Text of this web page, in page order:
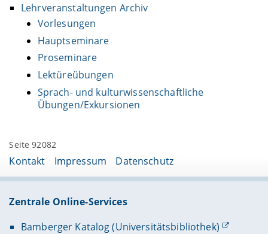
fis.uni-bamberg.de
Lehrveranstaltungen Archiv
Vorlesungen
Hauptseminare
Proseminare
Lektüreübungen
Sprach- und kulturwissenschaftliche
Übungen/Exkursionen
Seite 92082
Kontakt Impressum Datenschutz
Zentrale Online-Services
Bamberger Katalog (Universitätsbibliothek)